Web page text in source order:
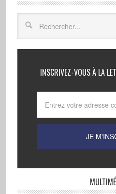
INSCRIVEZ-VOUS À LA